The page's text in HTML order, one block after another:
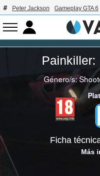
Peter Jackson Gameplay GTA 6
Painkiller:
Género/s:
Ficha
Más